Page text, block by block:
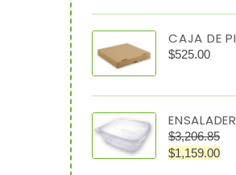
$525.00
$3,206.85
$1,159.00